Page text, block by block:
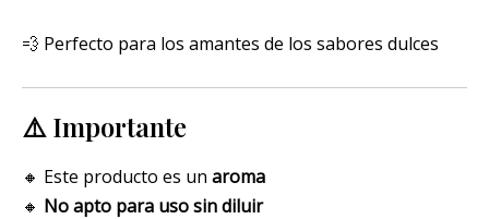
💨 Perfecto para los amantes de los sabores dulces
⚠️ Importante
🔸 Este producto es un aroma
🔸 No apto para uso sin diluir